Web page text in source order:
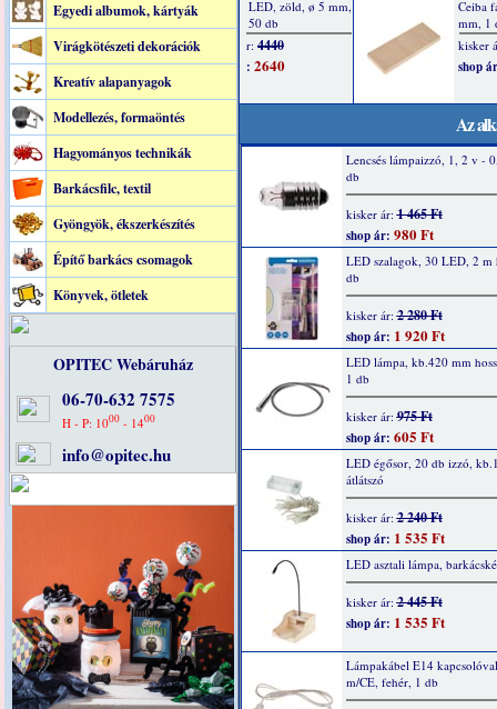
Egyedi albumok, kártyák
Virágkötészeti dekorációk
Kreatív alapanyagok
Modellezés, formaöntés
Hagyományos technikák
Barkácsfilc, textil
Gyöngyök, ékszerkészítés
Építő barkács csomagok
Könyvek, ötletek
OPITEC Webáruház
06-70-632 7575
H - P: 1000 - 1400
info@opitec.hu
Az
Lencsés lámpaizzó, 1, 2 v -
db
kisker ár:1 465 Ft
shop ár: 980 Ft
LED szalagok, 30 LED, 2 m
db
kisker ár:2 280 Ft
shop ár: 1 920 Ft
LED lámpa, kb.420 mm
1 db
kisker ár:975 Ft
shop ár: 605 Ft
LED égősor, 20 db izzó,
átlátszó
kisker ár:2 240 Ft
shop ár: 1 535 Ft
LED asztali lámpa,
kisker ár:2 445 Ft
shop ár: 1 535 Ft
Lámpakábel E14
m/CE, fehér, 1 db